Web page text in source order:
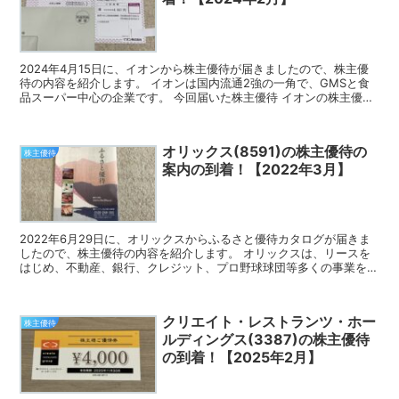
2024年4月15日に、イオンから株主優待が届きましたので、株主優
待の内容を紹介します。 イオンは国内流通2強の一角で、GMSと食
品スーパー中心の企業です。 今回届いた株主優待 イオンの株主優待
株主優待
オリックス(8591)の株主優待の
案内の到着！【2022年3月】
2022年6月29日に、オリックスからふるさと優待カタログが届きま
したので、株主優待の内容を紹介します。 オリックスは、リースを
はじめ、不動産、銀行、クレジット、プロ野球球団等多くの事業を手
株主優待
クリエイト・レストランツ・ホー
ルディングス(3387)の株主優待
の到着！【2025年2月】